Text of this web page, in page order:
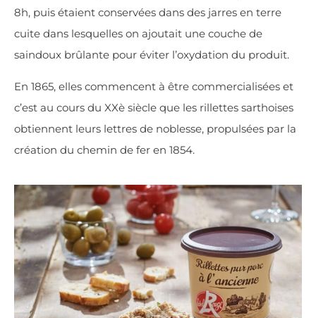
8h, puis étaient conservées dans des jarres en terre
cuite dans lesquelles on ajoutait une couche de
saindoux brûlante pour éviter l’oxydation du produit.
En 1865, elles commencent à être commercialisées et
c’est au cours du XXè siècle que les rillettes sarthoises
obtiennent leurs lettres de noblesse, propulsées par la
création du chemin de fer en 1854.